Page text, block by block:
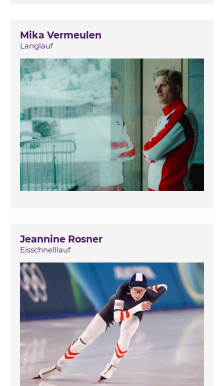
Mika Vermeulen
Langlauf
Jeannine Rosner
Eisschnelllauf